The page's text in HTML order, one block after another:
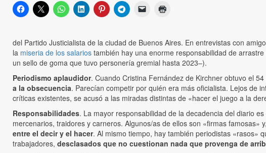
del Partido Justicialista de la ciudad de Buenos Aires. En entrevistas con
la miseria de los salarios también hay una enorme responsabilidad de
un sello de goma que tuvo personería gremial hasta 2023–).
Periodismo aplaudidor. Cuando Cristina Fernández de Kirchner obtuvo el
a la obsecuencia. Parecían competir por quién era más oficialista. Lejos de
críticas existentes, se acusó a las miradas distintas de «hacer el juego a la
Responsabilidades. La mayor responsabilidad de la decadencia del diario
mercenarios, traidores y carneros. Algunos/as de ellos son «firmas famosas»
entre el decir y el hacer. Al mismo tiempo, hay también periodistas «rasos»
trabajadores, desclasados que no cuestionan nada que provenga de